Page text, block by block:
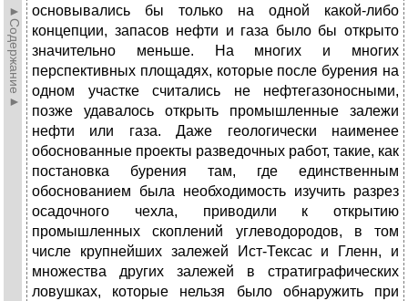
►Содержание►
основывались бы только на одной какой-либо
концепции, запасов нефти и газа было бы открыто
значительно меньше. На многих и многих
перспективных площадях, которые после бурения на
одном участке считались не нефтегазоносными,
позже удавалось открыть промышленные залежи
нефти или газа. Даже геологически наименее
обоснованные проекты разведочных работ, такие, как
постановка бурения там, где единственным
обоснованием была необходимость изучить разрез
осадочного чехла, приводили к открытию
промышленных скоплений углеводородов, в том
числе крупнейших залежей Ист-Тексас и Гленн, и
множества других залежей в стратиграфических
ловушках, которые нельзя было обнаружить при